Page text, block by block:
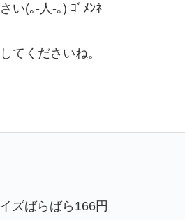
い(｡-人-｡) ｺﾞﾒﾝﾈ
てくださいね。
ズばらばら166円